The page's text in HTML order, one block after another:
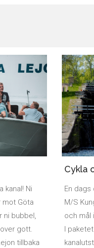
kanal! Ni
mot Göta
ni bubbel,
gott.
tillbaka
Cykla
En
M/S
och mål
I